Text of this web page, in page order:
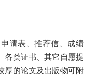
请表、推荐信、成绩
各类证书、其它自愿提
厚的论文及出版物可附